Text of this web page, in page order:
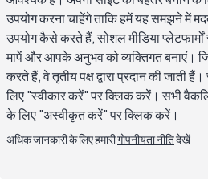
एक मजबूत या कमजोर वाक्य
एक मजबूत वाक्य एक काम अच्छी तरह करता
अगले विचार तक भ्रम या घर्षण के बिना ले
बहुत कुछ कहता है, क्लॉज को क्लॉज पर ढेर
उपयोग करना चाहेंगे ताकि हमें यह समझने में
उपयोग कैसे करते हैं, सोशल मीडिया
मापें और आपके अनुभव को व्यक्तिगत बनाएं।
करते हैं, वे तृतीय पक्ष द्वारा प्रदान की जाती
लिए "स्वीकार करें" पर क्लिक करें। सभी
के लिए "अस्वीकृत करें" पर क्लिक करें।
अधिक जानकारी के लिए हमारीगोपनीयता नीतिदेखें